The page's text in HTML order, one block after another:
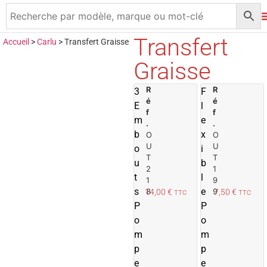
Accueil >Carlu >Transfert Graisse Transfert
Graisse
3
E
m
b
o
u
t
s
P
o
m
p
e
R
é
f
.
O
U
T
2
1
8
14,00 € TTC
A
o
u
e
u
p
a
n
e
F
l
e
x
i
b
l
e
P
o
m
p
e
R
é
f
.
O
U
T
1
9
9
7,50 € TTC